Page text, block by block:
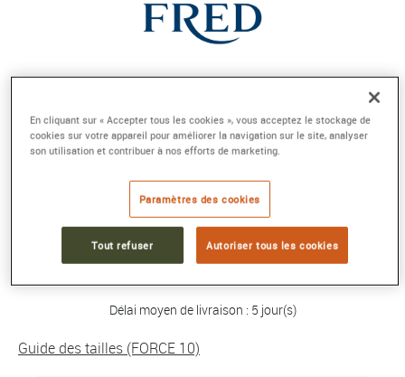
Grand modèle or jaune 750/1000e pavé
diamants
Référence :0B0184-6B1174
Collection :FORCE 10
7 990 €
Délai moyen de livraison : 5 jour(s)
Guide des tailles (FORCE 10)
En cliquant sur « Accepter tous les cookies », vous acceptez le stockage de
cookies sur votre appareil pour améliorer la navigation sur le site, analyser
son utilisation et contribuer à nos efforts de marketing.
Paramètres des cookies
Tout refuser Autoriser tous les cookies